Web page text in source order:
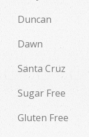
Duncan
Dawn
Santa Cruz
Sugar Free
Gluten Free